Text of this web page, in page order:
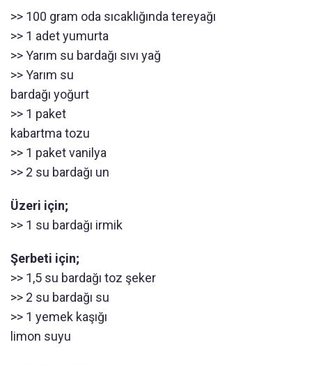
>> 100 gram oda sıcaklığında tereyağı
>> 1 adet yumurta
>> Yarım su bardağı sıvı yağ
>> Yarım su
bardağı yoğurt
>> 1 paket
kabartma tozu
>> 1 paket vanilya
>> 2 su bardağı un
Üzeri için;
>> 1 su bardağı irmik
Şerbeti için;
>> 1,5 su bardağı toz şeker
>> 2 su bardağı su
>> 1 yemek kaşığı
limon suyu